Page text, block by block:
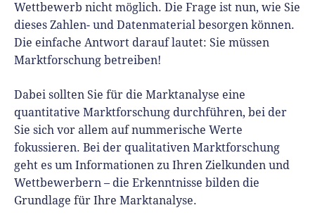
Er ist Interviewpartner in anderen Medien
und verfasst Fachbeiträge zu
Gründungsthemen.
Wettbewerb nicht möglich. Die Frage ist nun, wie Sie
dieses Zahlen- und Datenmaterial besorgen können.
Die einfache Antwort darauf lautet: Sie müssen
Marktforschung betreiben!
Dabei sollten Sie für die Marktanalyse eine
quantitative Marktforschung durchführen, bei der
Sie sich vor allem auf nummerische Werte
fokussieren. Bei der qualitativen Marktforschung
geht es um Informationen zu Ihren Zielkunden und
Wettbewerbern – die Erkenntnisse bilden die
Grundlage für Ihre Marktanalyse.